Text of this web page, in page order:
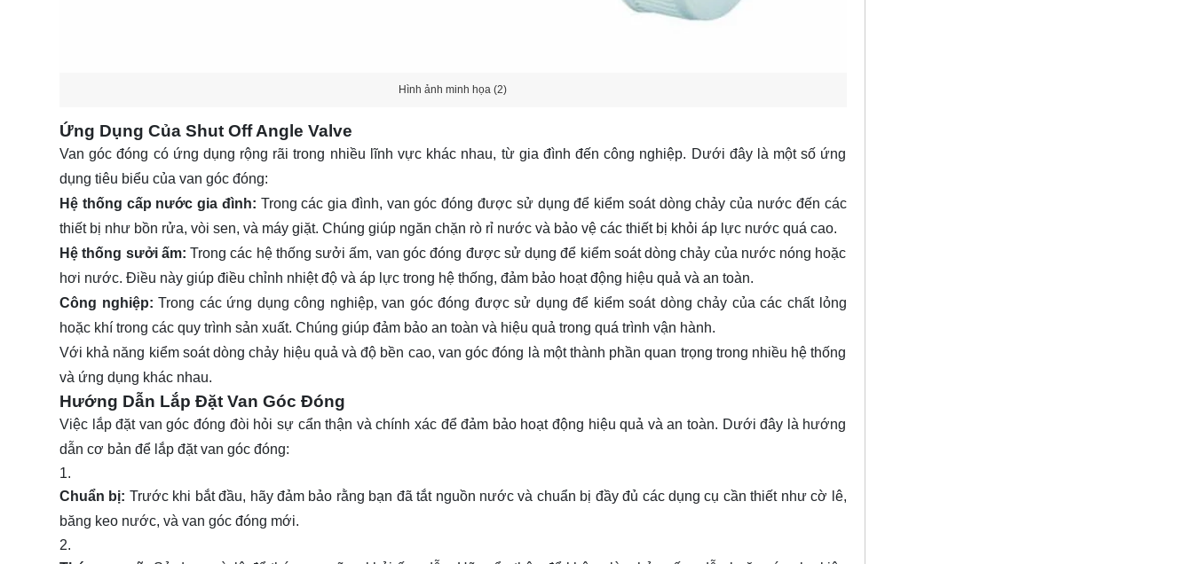
Hình ảnh minh họa (2)
Ứng Dụng Của Shut Off Angle Valve
Van góc đóng có ứng dụng rộng rãi trong nhiều lĩnh vực khác nhau, từ gia đình đến công nghiệp. Dưới đây là một số ứng
dụng tiêu biểu của van góc đóng:
Hệ thống cấp nước gia đình: Trong các gia đình, van góc đóng được sử dụng để kiểm soát dòng chảy của nước đến các
thiết bị như bồn rửa, vòi sen, và máy giặt. Chúng giúp ngăn chặn rò rỉ nước và bảo vệ các thiết bị khỏi áp lực nước quá cao.
Hệ thống sưởi ấm: Trong các hệ thống sưởi ấm, van góc đóng được sử dụng để kiểm soát dòng chảy của nước nóng hoặc
hơi nước. Điều này giúp điều chỉnh nhiệt độ và áp lực trong hệ thống, đảm bảo hoạt động hiệu quả và an toàn.
Công nghiệp: Trong các ứng dụng công nghiệp, van góc đóng được sử dụng để kiểm soát dòng chảy của các chất lỏng
hoặc khí trong các quy trình sản xuất. Chúng giúp đảm bảo an toàn và hiệu quả trong quá trình vận hành.
Với khả năng kiểm soát dòng chảy hiệu quả và độ bền cao, van góc đóng là một thành phần quan trọng trong nhiều hệ thống
và ứng dụng khác nhau.
Hướng Dẫn Lắp Đặt Van Góc Đóng
Việc lắp đặt van góc đóng đòi hỏi sự cẩn thận và chính xác để đảm bảo hoạt động hiệu quả và an toàn. Dưới đây là hướng
dẫn cơ bản để lắp đặt van góc đóng:
Chuẩn bị: Trước khi bắt đầu, hãy đảm bảo rằng bạn đã tắt nguồn nước và chuẩn bị đầy đủ các dụng cụ cần thiết như cờ lê,
băng keo nước, và van góc đóng mới.